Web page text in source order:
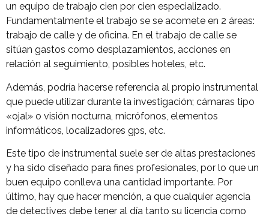
un equipo de trabajo cien por cien especializado.
Fundamentalmente el trabajo se se acomete en 2 áreas:
trabajo de calle y de oficina. En el trabajo de calle se
sitúan gastos como desplazamientos, acciones en
relación al seguimiento, posibles hoteles, etc.
Además, podría hacerse referencia al propio instrumental
que puede utilizar durante la investigación; cámaras tipo
«ojal» o visión nocturna, micrófonos, elementos
informáticos, localizadores gps, etc.
Este tipo de instrumental suele ser de altas prestaciones
y ha sido diseñado para fines profesionales, por lo que un
buen equipo conlleva una cantidad importante. Por
último, hay que hacer mención, a que cualquier agencia
de detectives debe tener al día tanto su licencia como
¿Qué tipo de caso quieres investigar?